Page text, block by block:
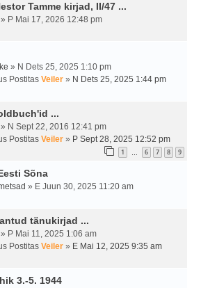
Tamme kirjad, II/47 ...
» P Mai 17, 2026 12:48 pm
» N Dets 25, 2025 1:10 pm
Postitas Veiler » N Dets 25, 2025 1:44 pm
...
» N Sept 22, 2016 12:41 pm
Postitas Veiler » P Sept 28, 2025 12:52 pm
1 6 7 8 9
Sõna
» E Juun 30, 2025 11:20 am
tänukirjad ...
» P Mai 11, 2025 1:06 am
Postitas Veiler » E Mai 12, 2025 9:35 am
3.-5. 1944